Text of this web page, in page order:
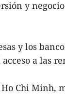
y
y los
a las
Chi Minh,